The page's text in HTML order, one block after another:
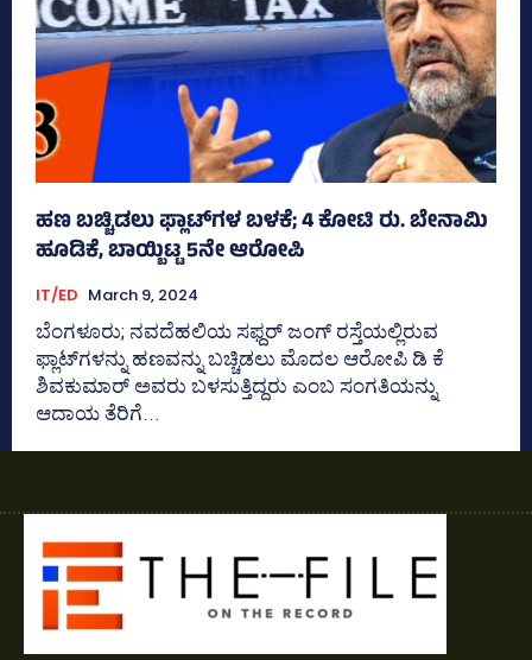
ಹಣ ಬಚ್ಚಿಡಲು ಫ್ಲಾಟ್‌ಗಳ ಬಳಕೆ; 4 ಕೋಟಿ ರು. ಬೇನಾಮಿ
ಹೂಡಿಕೆ, ಬಾಯ್ಬಿಟ್ಟ 5ನೇ ಆರೋಪಿ
IT/ED March 9, 2024
ಬೆಂಗಳೂರು; ನವದೆಹಲಿಯ ಸಫ್ದರ್‍‌ ಜಂಗ್‌ ರಸ್ತೆಯಲ್ಲಿರುವ
ಫ್ಲಾಟ್‌ಗಳನ್ನು ಹಣವನ್ನು ಬಚ್ಚಿಡಲು ಮೊದಲ ಆರೋಪಿ ಡಿ ಕೆ
ಶಿವಕುಮಾರ್‍‌ ಅವರು ಬಳಸುತ್ತಿದ್ದರು ಎಂಬ ಸಂಗತಿಯನ್ನು
ಆದಾಯ ತೆರಿಗೆ...